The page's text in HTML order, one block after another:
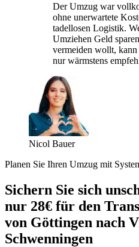
Der Umzug war
ohne unerwartete
tadellosen Logistik.
Umziehen Geld
vermeiden wollt,
nur wärmstens
Nicol Bauer
Planen Sie Ihren Umzug mit
Sichern Sie sich
nur 28€ für den
von Göttingen nach
Schwenningen⁠